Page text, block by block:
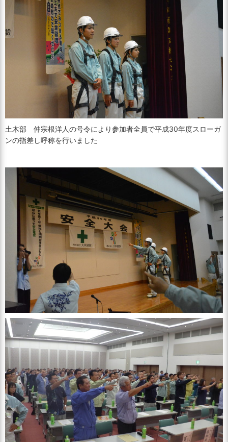
土木部 仲宗根洋人の号令により参加者全員で平成30年度スローガ
ンの指差し呼称を行いました